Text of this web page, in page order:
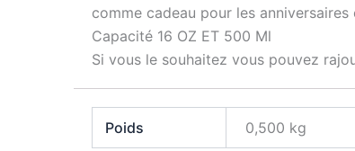
comme cadeau pour les anniversaires
Capacité 16 OZ ET 500 Ml
Si vous le souhaitez vous pouvez
Poids 0,500 kg